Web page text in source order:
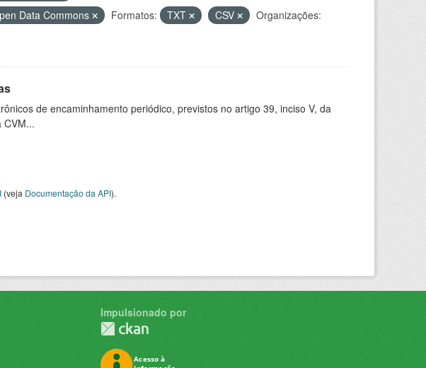
Data Commons
Formatos: TXT CSV
Organizações:
de encaminhamento periódico, previstos no artigo 39, inciso V, da
CVM...
(veja Documentação da API).
Impulsionado por